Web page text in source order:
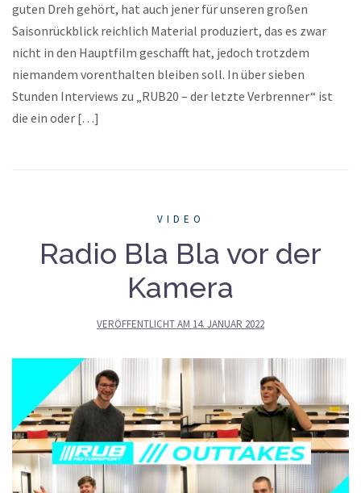
guten Dreh gehört, hat auch jener für unseren großen
Saisonrückblick reichlich Material produziert, das es zwar
nicht in den Hauptfilm geschafft hat, jedoch trotzdem
niemandem vorenthalten bleiben soll. In über sieben
Stunden Interviews zu „RUB20 – der letzte Verbrenner“ ist
die ein oder […]
VIDEO
Radio Bla Bla vor der
Kamera
VERÖFFENTLICHT AM 14. JANUAR 2022